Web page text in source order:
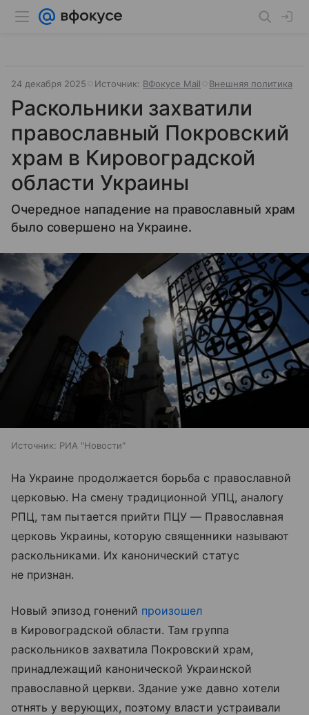
24 декабря 2025 Источник: ВФокусе Mail Внешняя политика
Раскольники захватили
православный Покровский
храм в Кировоградской
области Украины
Очередное нападение на православный храм
было совершено на Украине.
Источник: РИА "Новости"
На Украине продолжается борьба с православной
церковью. На смену традиционной УПЦ, аналогу
РПЦ, там пытается прийти ПЦУ — Православная
церковь Украины, которую священники называют
раскольниками. Их канонический статус
не признан.
Новый эпизод гонений произошел
в Кировоградской области. Там группа
раскольников захватила Покровский храм,
принадлежащий канонической Украинской
православной церкви. Здание уже давно хотели
отнять у верующих, поэтому власти устраивали